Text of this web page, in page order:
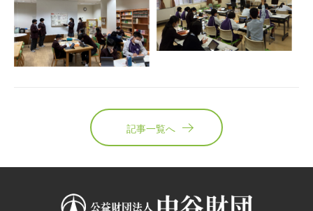
記事一覧へ